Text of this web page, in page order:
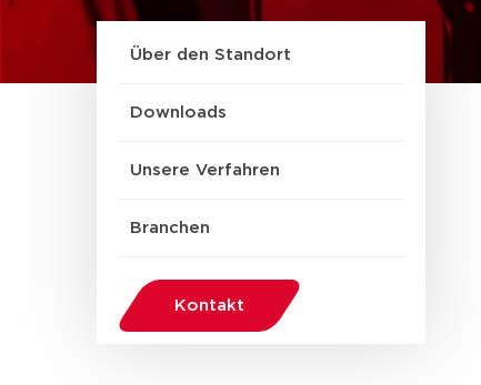
Über den Standort
Downloads
Unsere Verfahren
Branchen
Kontakt